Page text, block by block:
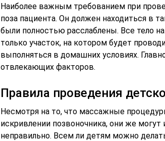
Наиболее важным требованием при
поза пациента. Он должен находиться в
были полностью расслаблены. Все тело
только участок, на котором будет
выполняться в домашних условиях.
отвлекающих факторов.
Правила проведения
Несмотря на то, что массажные
искривлении позвоночника, они же
неправильно. Всем ли детям можно